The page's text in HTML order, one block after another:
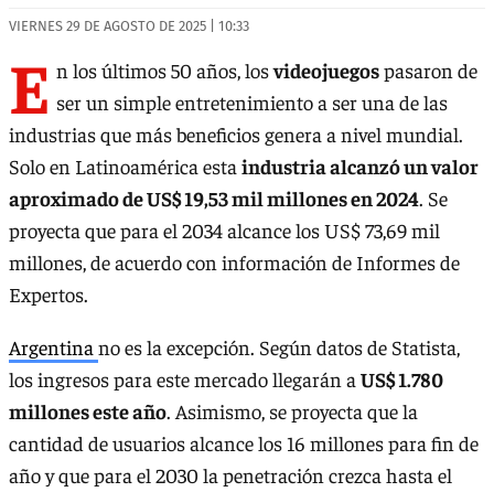
VIERNES 29 DE AGOSTO DE 2025 | 10:33
E n los últimos 50 años, losvideojuegospasaron de
ser un simple entretenimiento a ser una de las
industrias que más beneficios genera a nivel mundial.
Solo en Latinoamérica esta industria alcanzó un valor
aproximado de US$ 19,53 mil millones en 2024. Se
proyecta que para el 2034 alcance los US$ 73,69 mil
millones, de acuerdo con información de Informes de
Expertos.
Argentina no es la excepción. Según datos de Statista,
los ingresos para este mercado llegarán a US$ 1.780
millones este año. Asimismo, se proyecta que la
cantidad de usuarios alcance los 16 millones para fin de
año y que para el 2030 la penetración crezca hasta el